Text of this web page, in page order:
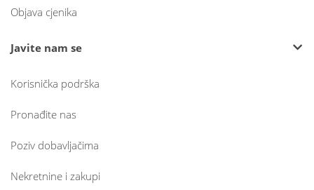
Objava cjenika
Javite nam se
Korisnička podrška
Pronađite nas
Poziv dobavljačima
Nekretnine i zakupi